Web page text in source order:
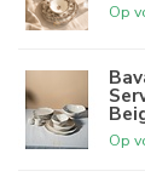
Op
Op